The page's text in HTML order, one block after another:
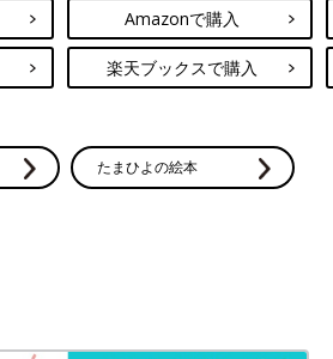
Amazonで購入
楽天ブックスで購入
たまひよの絵本